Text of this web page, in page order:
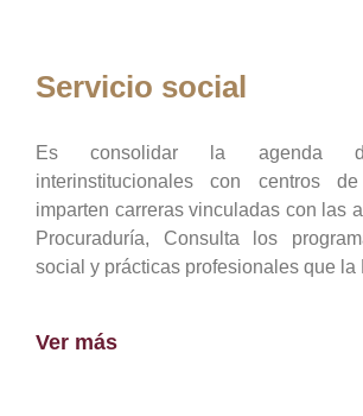
Servicio social
Es consolidar la agenda
interinstitucionales con centros
imparten carreras vinculadas con las
Procuraduría, Consulta los
social y prácticas profesionales que la
Ver más